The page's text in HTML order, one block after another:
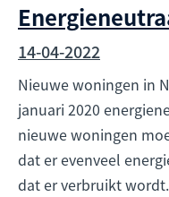
14-04-2022
Nieuwe woningen in
januari 2020
nieuwe woningen
dat er evenveel
dat er verbruikt wordt.